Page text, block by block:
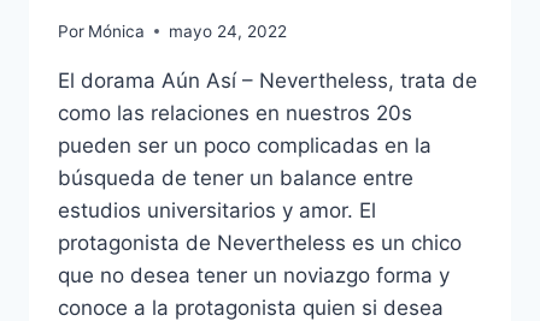
Por Mónica mayo 24, 2022
El dorama Aún Así – Nevertheless, trata de
como las relaciones en nuestros 20s
pueden ser un poco complicadas en la
búsqueda de tener un balance entre
estudios universitarios y amor. El
protagonista de Nevertheless es un chico
que no desea tener un noviazgo forma y
conoce a la protagonista quien si desea